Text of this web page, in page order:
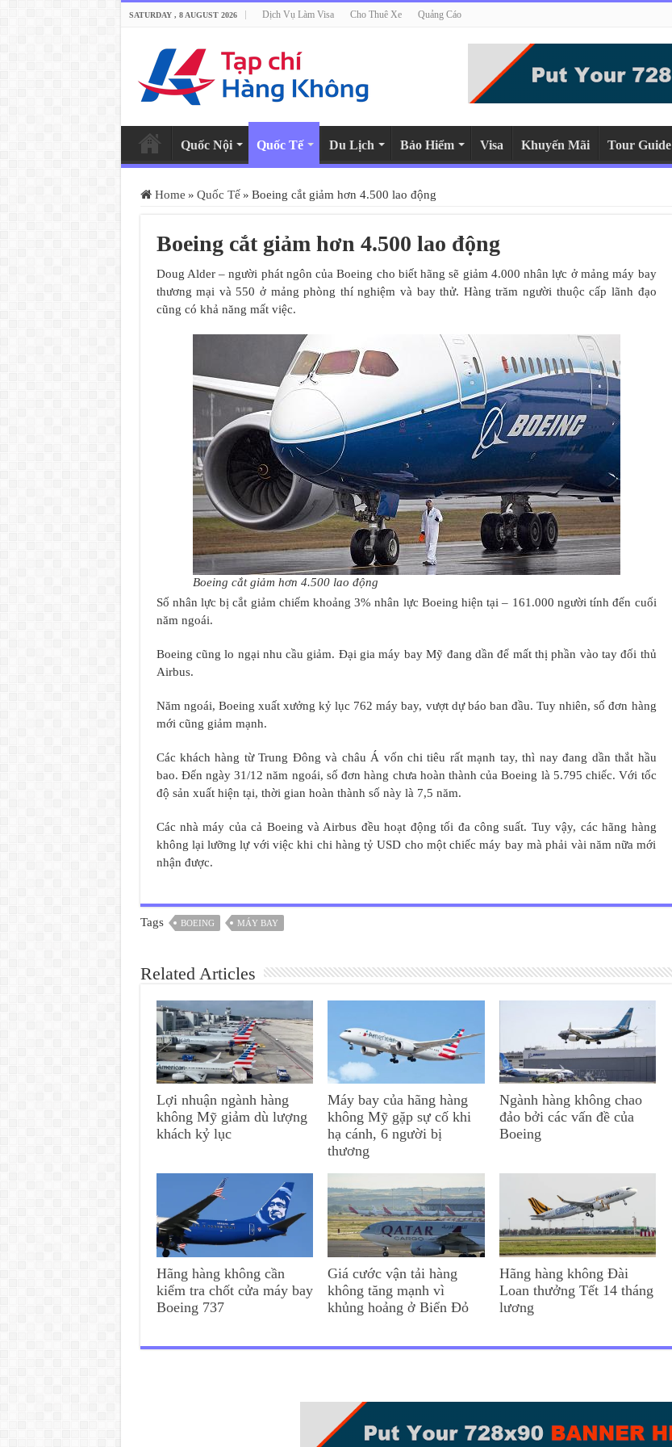
SATURDAY , 8 AUGUST 2026 Dịch Vụ Làm Visa Cho Thuê Xe Quảng Cáo
Quốc Nội Quốc Tế Du Lịch Bảo Hiểm Visa Khuyến Mãi Tour Guide
Home » Quốc Tế » Boeing cắt giảm hơn 4.500 lao động
Boeing cắt giảm hơn 4.500 lao động
Doug Alder – người phát ngôn của Boeing cho biết hãng sẽ giảm 4.000 nhân lực ở mảng máy bay
thương mại và 550 ở mảng phòng thí nghiệm và bay thử. Hàng trăm người thuộc cấp lãnh đạo
cũng có khả năng mất việc.
Boeing cắt giảm hơn 4.500 lao động
Số nhân lực bị cắt giảm chiếm khoảng 3% nhân lực Boeing hiện tại – 161.000 người tính đến cuối
năm ngoái.
Boeing cũng lo ngại nhu cầu giảm. Đại gia máy bay Mỹ đang dần để mất thị phần vào tay đối thủ
Airbus.
Năm ngoái, Boeing xuất xưởng kỷ lục 762 máy bay, vượt dự báo ban đầu. Tuy nhiên, số đơn hàng
mới cũng giảm mạnh.
Các khách hàng từ Trung Đông và châu Á vốn chi tiêu rất mạnh tay, thì nay đang dần thắt hầu
bao. Đến ngày 31/12 năm ngoái, số đơn hàng chưa hoàn thành của Boeing là 5.795 chiếc. Với tốc
độ sản xuất hiện tại, thời gian hoàn thành số này là 7,5 năm.
Các nhà máy của cả Boeing và Airbus đều hoạt động tối đa công suất. Tuy vậy, các hãng hàng
không lại lưỡng lự với việc khi chi hàng tỷ USD cho một chiếc máy bay mà phải vài năm nữa mới
nhận được.
Tags BOEING MÁY BAY
Related Articles
Lợi nhuận ngành hàng
không Mỹ giảm dù lượng
khách kỷ lục
Máy bay của hãng hàng
không Mỹ gặp sự cố khi
hạ cánh, 6 người bị
thương
Ngành hàng không chao
đảo bởi các vấn đề của
Boeing
Hãng hàng không cần
kiểm tra chốt cửa máy bay
Boeing 737
Giá cước vận tải hàng
không tăng mạnh vì
khủng hoảng ở Biển Đỏ
Hãng hàng không Đài
Loan thưởng Tết 14 tháng
lương